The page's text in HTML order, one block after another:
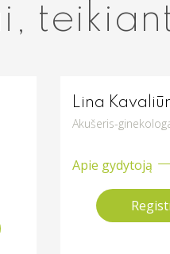
Lina
Akušeris-
Apie gydytoją